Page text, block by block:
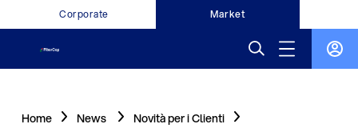
Corporate Market
Home News
Novità per i Clienti